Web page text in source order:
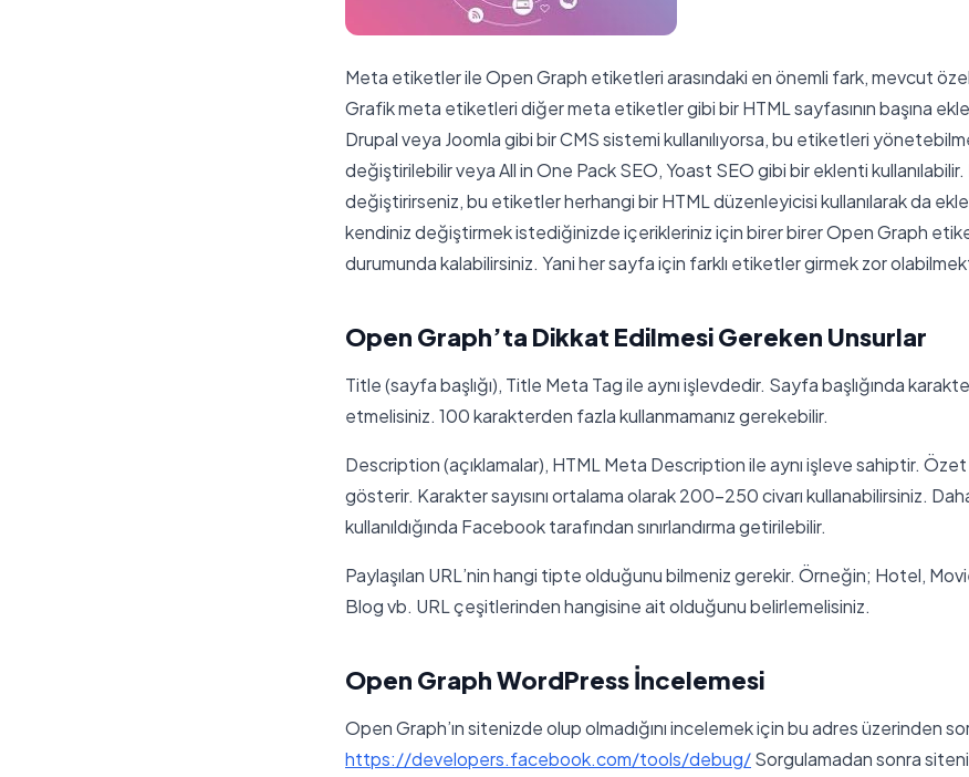
Meta etiketler ile Open Graph etiketleri arasındaki en önemli fark, mevcut
Grafik meta etiketleri diğer meta etiketler gibi bir HTML sayfasının başına
Drupal veya Joomla gibi bir CMS sistemi kullanılıyorsa, bu etiketleri
değiştirilebilir veya All in One Pack SEO, Yoast SEO gibi bir eklenti kullanılabilir.
değiştirirseniz, bu etiketler herhangi bir HTML düzenleyicisi kullanılarak da
kendiniz değiştirmek istediğinizde içerikleriniz için birer birer Open Graph
durumunda kalabilirsiniz. Yani her sayfa için farklı etiketler girmek zor
Open Graph’ta Dikkat Edilmesi Gereken Unsurlar
Title (sayfa başlığı), Title Meta Tag ile aynı işlevdedir. Sayfa başlığında
etmelisiniz. 100 karakterden fazla kullanmamanız gerekebilir.
Description (açıklamalar), HTML Meta Description ile aynı işleve sahiptir. Özet
gösterir. Karakter sayısını ortalama olarak 200-250 civarı kullanabilirsiniz.
kullanıldığında Facebook tarafından sınırlandırma getirilebilir.
Paylaşılan URL’nin hangi tipte olduğunu bilmeniz gerekir. Örneğin; Hotel,
Blog vb. URL çeşitlerinden hangisine ait olduğunu belirlemelisiniz.
Open Graph WordPress İncelemesi
Open Graph’ın sitenizde olup olmadığını incelemek için bu adres üzerinden
https://developers.facebook.com/tools/debug/Sorgulamadan sonra